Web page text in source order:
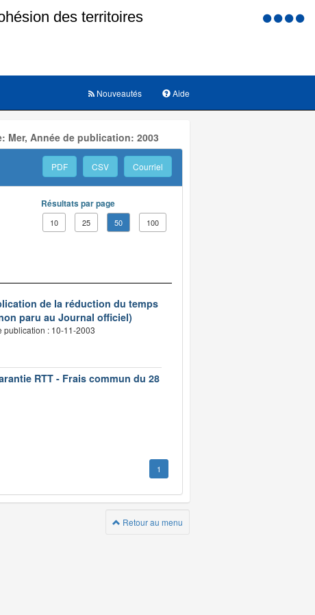
Menu
Aide
Nouveautés
Mer, Année de publication: 2003
PDF CSV Courriel
Résultats par page
10 25 50 100
de la réduction du temps
paru au Journal officiel)
publication : 10-11-2003
RTT - Frais commun du 28
1
Retour au menu